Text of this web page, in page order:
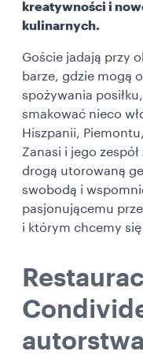
kreatywności i
kulinarnych.
Goście jadają przy
barze, gdzie mogą
spożywania
smakować nieco
Hiszpanii,
Zanasi i jego
drogą utorowaną
swobodą i
pasjonującemu
i którym chcemy